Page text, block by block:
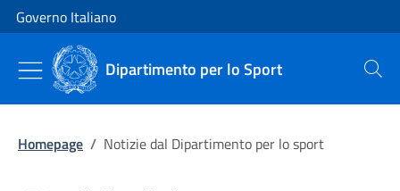
Vai al contenuto
Vai alla navigazione del sito
Governo Italiano
Dipartimento per lo Sport Cerca
Homepage / Notizie dal Dipartimento per lo sport